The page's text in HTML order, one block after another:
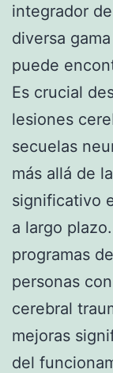
integrador
diversa
puede
Es crucial
lesiones
secuelas
más allá de
significativo
a largo
programas
personas
cerebral
mejoras
del